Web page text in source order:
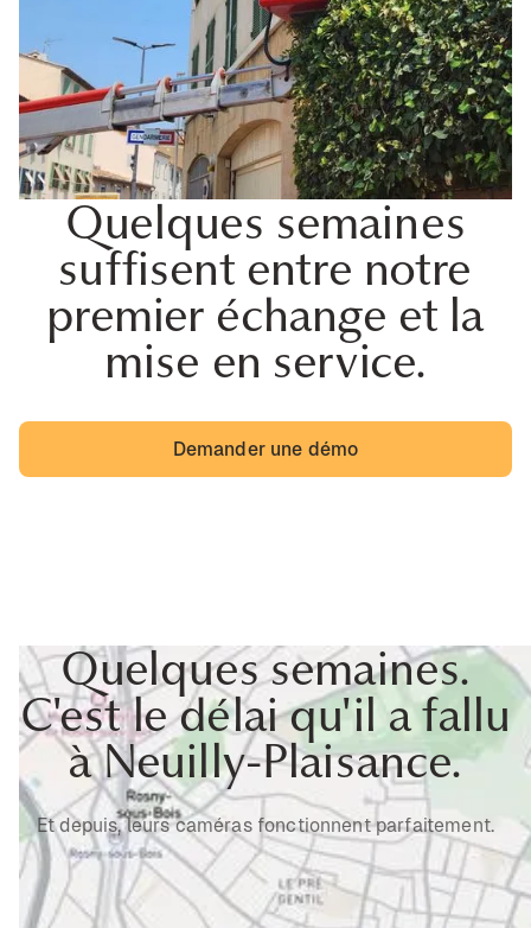
Quelques semaines
suffisent entre notre
premier échange et la
mise en service.
Demander une démo
Quelques semaines.
C'est le délai qu'il a fallu
à Neuilly-Plaisance.
Et depuis, leurs caméras fonctionnent parfaitement.